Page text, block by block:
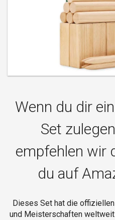
Wenn du dir
Set
empfehlen wir
du auf
Dieses Set hat die
und Meisterschaften